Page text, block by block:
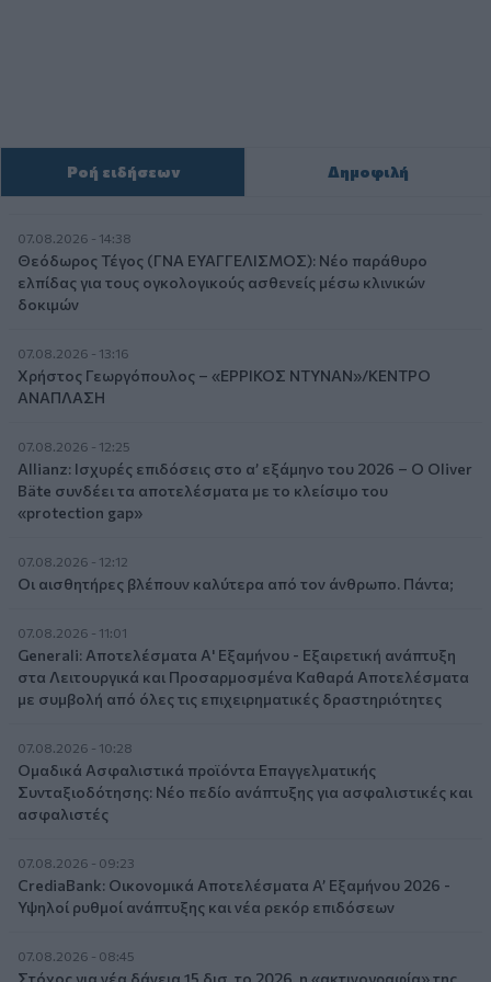
Ροή ειδήσεων Δημοφιλή
07.08.2026 - 14:38
Θεόδωρος Τέγος (ΓΝΑ ΕΥΑΓΓΕΛΙΣΜΟΣ): Νέο παράθυρο
ελπίδας για τους ογκολογικούς ασθενείς μέσω κλινικών
δοκιμών
07.08.2026 - 13:16
Χρήστος Γεωργόπουλος – «ΕΡΡΙΚΟΣ ΝΤΥΝΑΝ»/ΚΕΝΤΡΟ
ΑΝΑΠΛΑΣΗ
07.08.2026 - 12:25
Allianz: Ισχυρές επιδόσεις στο α’ εξάμηνο του 2026 – Ο Oliver
Bäte συνδέει τα αποτελέσματα με το κλείσιμο του
«protection gap»
07.08.2026 - 12:12
Οι αισθητήρες βλέπουν καλύτερα από τον άνθρωπο. Πάντα;
07.08.2026 - 11:01
Generali: Αποτελέσματα Α' Εξαμήνου - Εξαιρετική ανάπτυξη
στα Λειτουργικά και Προσαρμοσμένα Καθαρά Αποτελέσματα
με συμβολή από όλες τις επιχειρηματικές δραστηριότητες
07.08.2026 - 10:28
Ομαδικά Ασφαλιστικά προϊόντα Επαγγελματικής
Συνταξιοδότησης: Νέο πεδίο ανάπτυξης για ασφαλιστικές και
ασφαλιστές
07.08.2026 - 09:23
CrediaBank: Οικονομικά Αποτελέσματα A’ Εξαμήνου 2026 -
Υψηλοί ρυθμοί ανάπτυξης και νέα ρεκόρ επιδόσεων
07.08.2026 - 08:45